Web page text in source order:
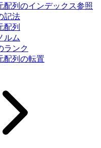
配列のインデックス参照
記法
配列
ルム
ランク
配列の転置